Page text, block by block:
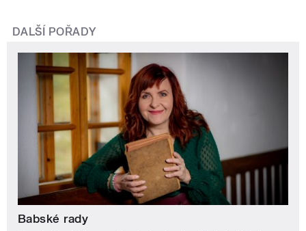
DALŠÍ POŘADY
Babské rady